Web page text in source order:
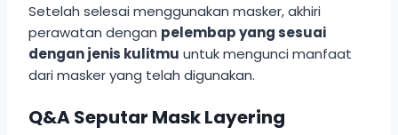
Setelah selesai menggunakan masker, akhiri
perawatan dengan pelembap yang sesuai
dengan jenis kulitmu untuk mengunci manfaat
dari masker yang telah digunakan.
Q&A Seputar Mask Layering